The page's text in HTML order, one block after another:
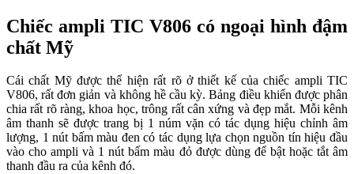
Chiếc ampli TIC V806 có ngoại hình đậm
chất Mỹ
Cái chất Mỹ được thể hiện rất rõ ở thiết kế của chiếc ampli TIC
V806, rất đơn giản và không hề cầu kỳ. Bảng điều khiển được phân
chia rất rõ ràng, khoa học, trông rất cân xứng và đẹp mắt. Mỗi kênh
âm thanh sẽ được trang bị 1 núm vặn có tác dụng hiệu chỉnh âm
lượng, 1 nút bấm màu đen có tác dụng lựa chọn nguồn tín hiệu đầu
vào cho ampli và 1 nút bấm màu đỏ được dùng để bật hoặc tắt âm
thanh đầu ra của kênh đó.